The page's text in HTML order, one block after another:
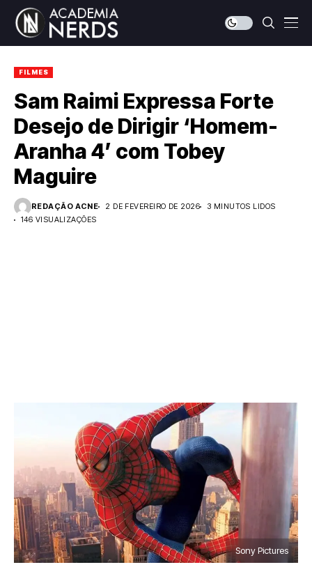
FILMES
Sam Raimi Expressa Forte
Desejo de Dirigir ‘Homem-
Aranha 4’ com Tobey
Maguire
REDAÇÃO ACNE 2 DE FEVEREIRO DE 2026
3 MINUTOS LIDOS
146 VISUALIZAÇÕES
Sony Pictures